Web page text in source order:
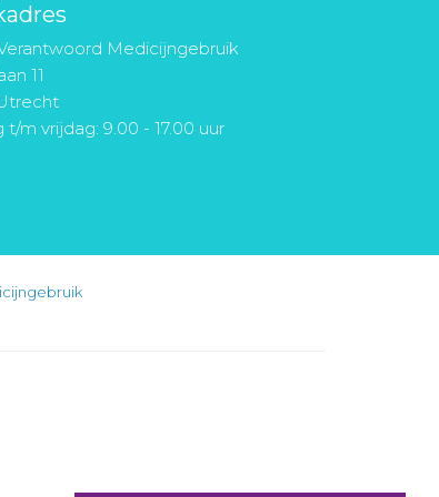
Medicijngebruik
11
t/m vrijdag: 9.00 - 17.00 uur